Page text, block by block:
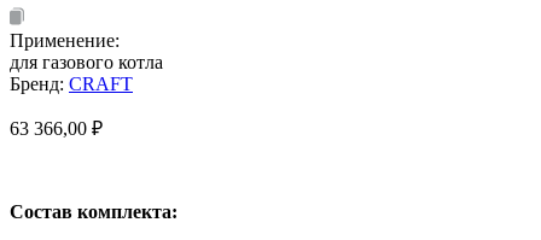
Применение:
для газового котла
Бренд: CRAFT
63 366,00 ₽
Состав комплекта: